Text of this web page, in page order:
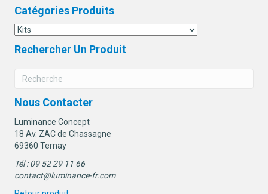
Catégories Produits
Rechercher Un Produit
Nous Contacter
Luminance Concept
18 Av. ZAC de Chassagne
69360 Ternay
Tél : 09 52 29 11 66
contact@luminance-fr.com